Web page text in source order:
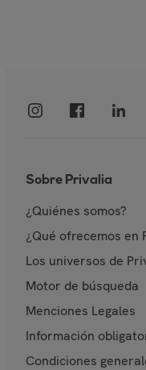
Sobre Privalia
¿Quiénes somos?
¿Qué ofrecemos en
Los universos de
Motor de búsqueda
Menciones Legales
Información
Condiciones